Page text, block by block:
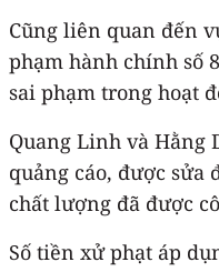
Cũng liên quan đến
phạm hành chính số
sai phạm trong hoạt
Quang Linh và Hằng
quảng cáo, được sửa
chất lượng đã được
Số tiền xử phạt áp